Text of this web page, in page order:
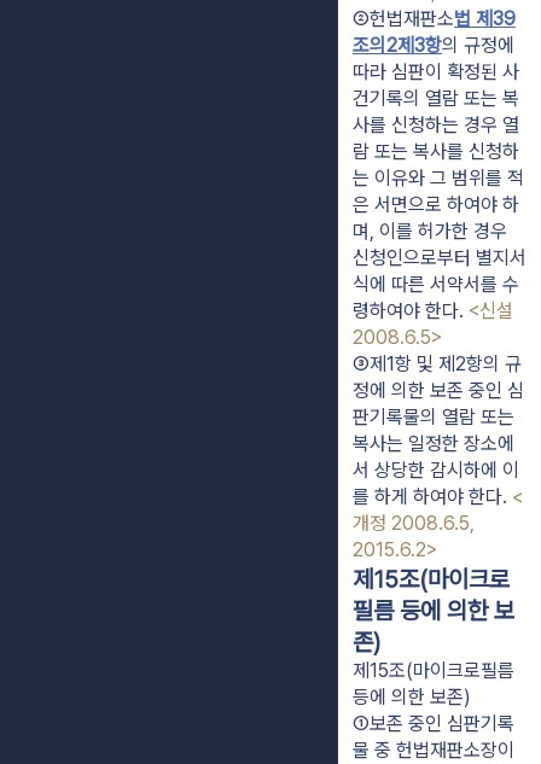
②헌법재판소법 제39
조의2제3항의 규정에
따라 심판이 확정된 사
건기록의 열람 또는 복
사를 신청하는 경우 열
람 또는 복사를 신청하
는 이유와 그 범위를 적
은 서면으로 하여야 하
며, 이를 허가한 경우
신청인으로부터 별지서
식에 따른 서약서를 수
령하여야 한다. <신설
2008.6.5>
③제1항 및 제2항의 규
정에 의한 보존 중인 심
판기록물의 열람 또는
복사는 일정한 장소에
서 상당한 감시하에 이
를 하게 하여야 한다. <
개정 2008.6.5,
2015.6.2>
제15조(마이크로
필름 등에 의한 보
존)
제15조(마이크로필름
등에 의한 보존)
①보존 중인 심판기록
물 중 헌법재판소장이